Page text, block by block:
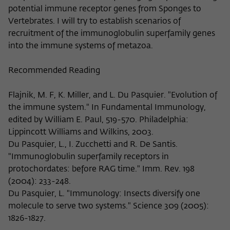
potential immune receptor genes from Sponges to
Vertebrates. I will try to establish scenarios of
recruitment of the immunoglobulin superfamily genes
into the immune systems of metazoa.
Recommended Reading
Flajnik, M. F, K. Miller, and L. Du Pasquier. "Evolution of
the immune system." In Fundamental Immunology,
edited by William E. Paul, 519-570. Philadelphia:
Lippincott Williams and Wilkins, 2003.
Du Pasquier, L., I. Zucchetti and R. De Santis.
"Immunoglobulin superfamily receptors in
protochordates: before RAG time." Imm. Rev. 198
(2004): 233-248.
Du Pasquier, L. "Immunology: Insects diversify one
molecule to serve two systems." Science 309 (2005):
1826-1827.
Name fe_typo_user
Anbieter Wissenschaftskolleg zu Berlin
Session-Dauer
Zweck
einer Session-ID bei der Anmeldung am
internen Bereich der Webseite des
Wissenschaftskollegs.
nicht an Dritte weitergegeben.
_pk_id
Anbieter Matomo
Laufzeit 13 Monate
Zweck
Dieses Cookie dient dazu, den/die
Besucher:in über eine Besucher-ID
zuzuordnen.
Name _pk_ref
Anbieter Matomo
Laufzeit 6 Monate
Cookie-Informationen anzeigen
Wir verwenden auf unserer Webseite externe Inhalte, um
Inhalte sind Videos der Video-Plattform Vimeo, Inhalte des
Nachrichtendienstes Bluesky und Karten der
OpenStreetMap Foundation (OSMF). Wenn Sie der
Darstellung externer Inhalte zustimmen, verwendet Vimeo
den lokalen Speicher des Browsers, um Informationen über
Ihre Nutzung der Videos zu speichern (z.B. Häufigkeit des
Aufrufes, Dauer der Abspielzeit, etc). Außerdem willigen Sie
ein, dass eine Verbindung zu den externen Diensten ggf. in
sog. Drittstaaten wie den USA hergestellt wird, deren
Datenschutzniveau von der EU nicht als mit EU-Standards
gleichwertig eingeschätzt wurde. Es besteht insbesondere
das Risiko, dass Ihre Daten durch dortige Behörden, zu
Kontroll- und zu Überwachungszwecken, möglicherweise